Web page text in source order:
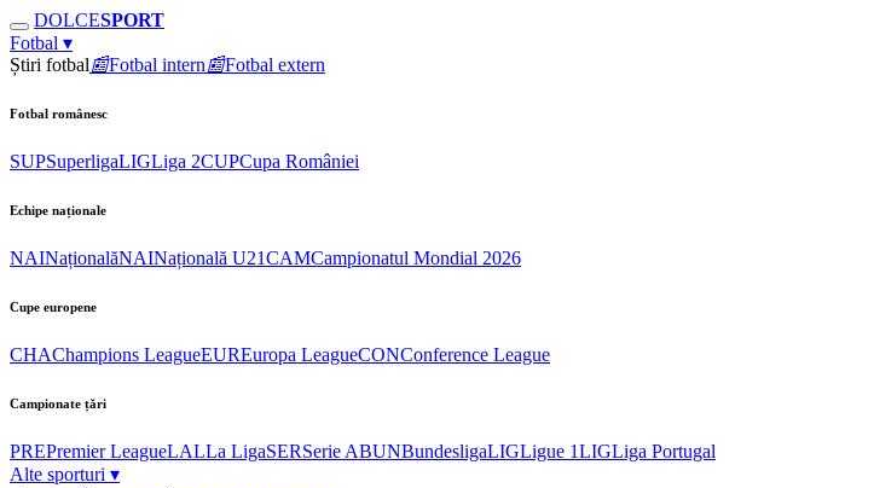
DOLCESPORT
Fotbal ▾
Știri fotbal📰Fotbal intern📰Fotbal extern
Fotbal românesc
SUPSuperligaLIGLiga 2CUPCupa României
Echipe naționale
NAINaționalăNAINațională U21CAMCampionatul Mondial 2026
Cupe europene
CHAChampions LeagueEUREuropa LeagueCONConference League
Campionate țări
PREPremier LeagueLALLa LigaSERSerie ABUNBundesligaLIGLigue 1LIGLiga Portugal
Alte sporturi ▾